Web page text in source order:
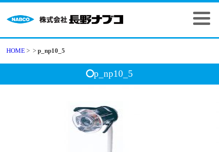
HOME > >p_np10_5
p_np10_5